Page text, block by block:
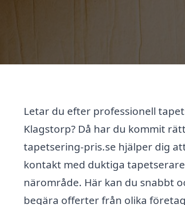
Letar du efter professionell
Klagstorp? Då har du kommit
tapetsering-pris.se hjälper dig
kontakt med duktiga
närområde. Här kan du snabbt
begära offerter från olika